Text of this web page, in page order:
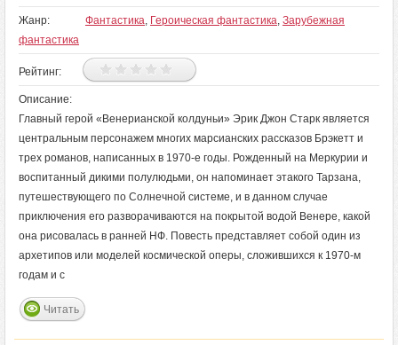
Жанр: Фантастика, Героическая фантастика, Зарубежная
фантастика
Рейтинг:
Описание:
Главный герой «Венерианской колдуньи» Эрик Джон Старк является
центральным персонажем многих марсианских рассказов Брэкетт и
трех романов, написанных в 1970-е годы. Рожденный на Меркурии и
воспитанный дикими полулюдьми, он напоминает этакого Тарзана,
путешествующего по Солнечной системе, и в данном случае
приключения его разворачиваются на покрытой водой Венере, какой
она рисовалась в ранней НФ. Повесть представляет собой один из
архетипов или моделей космической оперы, сложившихся к 1970-м
годам и с
Читать